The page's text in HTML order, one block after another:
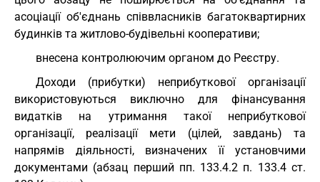
асоціації об'єднань співвласників багатоквартирних
будинків та житлово-будівельні кооперативи;
внесена контролюючим органом до Реєстру.
Доходи (прибутки) неприбуткової організації
використовуються виключно для фінансування
видатків на утримання такої неприбуткової
організації, реалізації мети (цілей, завдань) та
напрямів діяльності, визначених її установчими
документами (абзац перший пп. 133.4.2 п. 133.4 ст.